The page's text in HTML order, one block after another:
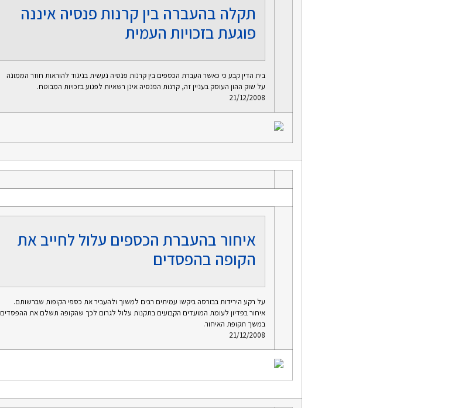
תקלה בהעברה בין קרנות פנסיה איננה
פוגעת בזכויות העמית
בית הדין קבע כי כאשר העברת הכספים בין קרנות פנסיה נעשית בניגוד להוראות חוזר הממונה
על שוק ההון העוסק בעניין זה, קרנות הפנסיה אינן רשאיות לפגוע בזכויות המבוטח.
21/12/2008
איחור בהעברת הכספים עלול לחייב את
הקופה בהפסדים
על רקע הירידות בבורסה ביקשו עמיתים רבים למשוך ולהעביר את כספי הקופות שברשותם.
איחור בפדיון לעומת המועדים הקבועים בתקנות עלול לגרום לכך שהקופה תשלם את ההפסדים
במשך תקופת האיחור.
21/12/2008